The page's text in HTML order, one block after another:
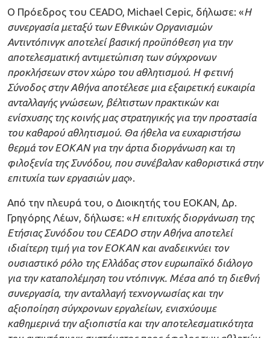
Ο Πρόεδρος του CEADO, Michael Cepic, δήλωσε: «Η
συνεργασία μεταξύ των Εθνικών Οργανισμών
Αντιντόπινγκ αποτελεί βασική προϋπόθεση για την
αποτελεσματική αντιμετώπιση των σύγχρονων
προκλήσεων στον χώρο του αθλητισμού. Η φετινή
Σύνοδος στην Αθήνα αποτέλεσε μια εξαιρετική ευκαιρία
ανταλλαγής γνώσεων, βέλτιστων πρακτικών και
ενίσχυσης της κοινής μας στρατηγικής για την προστασία
του καθαρού αθλητισμού. Θα ήθελα να ευχαριστήσω
θερμά τον ΕΟΚΑΝ για την άρτια διοργάνωση και τη
φιλοξενία της Συνόδου, που συνέβαλαν καθοριστικά στην
επιτυχία των εργασιών μας».
Από την πλευρά του, ο Διοικητής του ΕΟΚΑΝ, Δρ.
Γρηγόρης Λέων, δήλωσε: «Η επιτυχής διοργάνωση της
Ετήσιας Συνόδου του CEADO στην Αθήνα αποτελεί
ιδιαίτερη τιμή για τον ΕΟΚΑΝ και αναδεικνύει τον
ουσιαστικό ρόλο της Ελλάδας στον ευρωπαϊκό διάλογο
για την καταπολέμηση του ντόπινγκ. Μέσα από τη διεθνή
συνεργασία, την ανταλλαγή τεχνογνωσίας και την
αξιοποίηση σύγχρονων εργαλείων, ενισχύουμε
καθημερινά την αξιοπιστία και την αποτελεσματικότητα